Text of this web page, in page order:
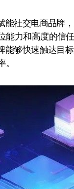
能社交电商品牌
能力和高度的信
能够快速触达目